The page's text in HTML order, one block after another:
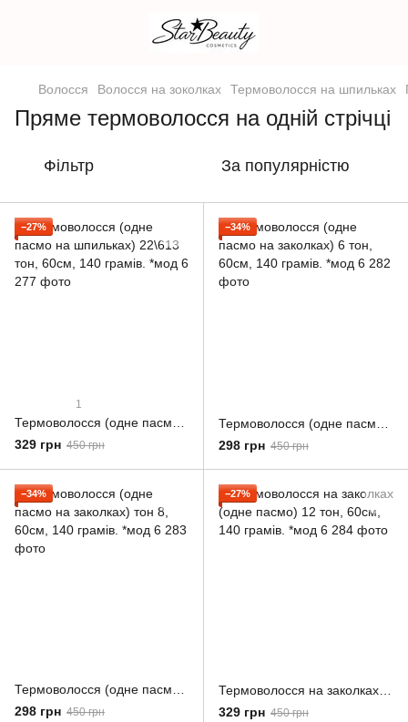
Волосся Волосся на зоколках Термоволосся на шпильках
Пряме термоволосся на одній стрічці
Фільтр За популярністю
−27%
1
329 грн 450 грн
−34%
298 грн 450 грн
−34%
298 грн 450 грн
−27%
329 грн 450 грн